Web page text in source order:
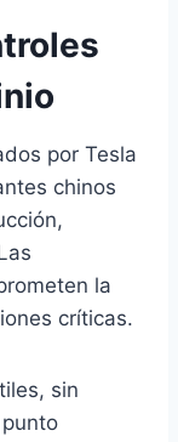
por Tesla
chinos
la
críticas.
sin